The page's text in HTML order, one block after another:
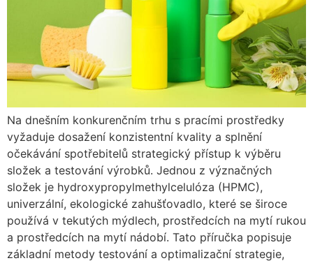
Na dnešním konkurenčním trhu s pracími prostředky
vyžaduje dosažení konzistentní kvality a splnění
očekávání spotřebitelů strategický přístup k výběru
složek a testování výrobků. Jednou z význačných
složek je hydroxypropylmethylcelulóza (HPMC),
univerzální, ekologické zahušťovadlo, které se široce
používá v tekutých mýdlech, prostředcích na mytí rukou
a prostředcích na mytí nádobí. Tato příručka popisuje
základní metody testování a optimalizační strategie,